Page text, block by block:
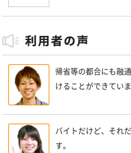
帰省等の都合にも融
けることができていま
バイトだけど、それ
す。